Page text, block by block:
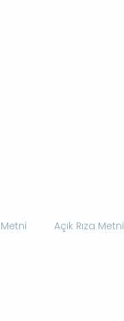
Açık Rıza Metni